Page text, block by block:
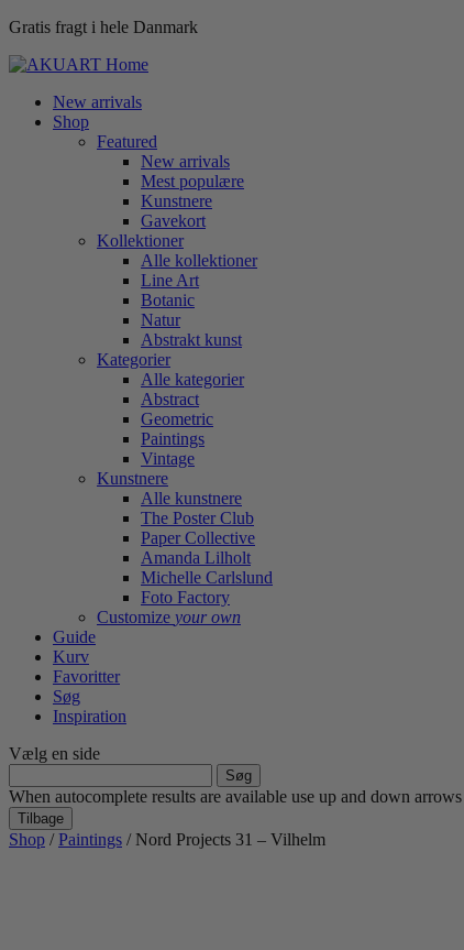
Gratis fragt i hele Danmark
New arrivals
Shop
Featured
New arrivals
Mest populære
Kunstnere
Gavekort
Kollektioner
Alle kollektioner
Line Art
Botanic
Natur
Abstrakt kunst
Kategorier
Alle kategorier
Abstract
Geometric
Paintings
Vintage
Kunstnere
Alle kunstnere
The Poster Club
Paper Collective
Amanda Lilholt
Michelle Carlslund
Foto Factory
Customize your own
Guide
Kurv
Favoritter
Søg
Inspiration
Vælg en side
efter:
When autocomplete results are available use up and down
Tilbage
Shop /Paintings / Nord Projects 31 – Vilhelm